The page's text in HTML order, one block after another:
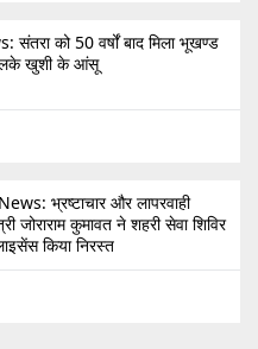
को 50 वर्षों बाद मिला भूखण्ड
खुशी के आंसू
भ्रष्टाचार और लापरवाही
जोराराम कुमावत ने शहरी सेवा शिविर
किया निरस्त